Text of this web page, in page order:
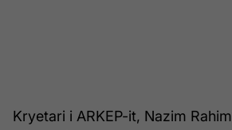
Kryetari i ARKEP-it, Nazim